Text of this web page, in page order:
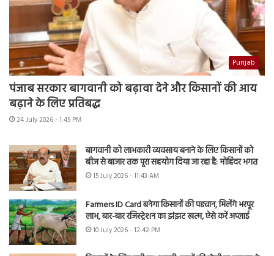
Punjab
पंजाब सरकार बागवानी को बढ़ावा देने और किसानों की आय
बढ़ाने के लिए प्रतिबद्ध
24 July 2026 - 1:45 PM
बागवानी को लाभकारी व्यवसाय बनाने के लिए किसानों को
बीज से बाजार तक पूरा सहयोग दिया जा रहा है: मोहिंदर भगत
15 July 2026 - 11:43 AM
Farmers ID Card बनेगा किसानों की पहचान, मिलेंगे भरपूर
लाभ, बार-बार रजिस्ट्रेशन का झंझट खत्म, ऐसे करें अप्लाई
10 July 2026 - 12:42 PM